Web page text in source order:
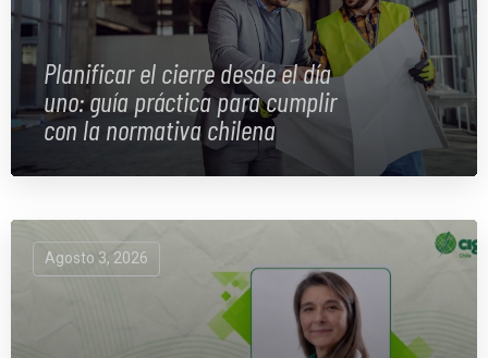
Planificar el cierre desde el día
uno: guía práctica para cumplir
con la normativa chilena
Agosto 3, 2026